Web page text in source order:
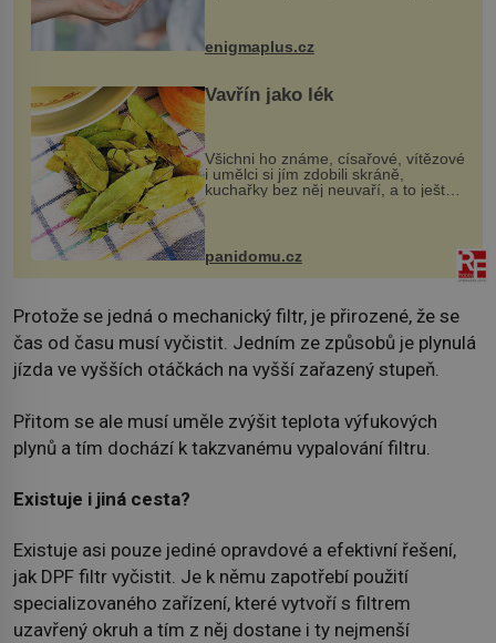
enigmaplus.cz
Vavřín jako lék
Všichni ho známe, císařové, vítězové
i umělci si jím zdobili skráně,
kuchařky bez něj neuvaří, a to ještě
nevíte, že bobkový list může výrazně
zmírnit některé naše neduhy.
Obsahuje v malém množství ně...
panidomu.cz
Protože se jedná o mechanický filtr, je přirozené, že se
čas od času musí vyčistit. Jedním ze způsobů je plynulá
jízda ve vyšších otáčkách na vyšší zařazený stupeň.
Přitom se ale musí uměle zvýšit teplota výfukových
plynů a tím dochází k takzvanému vypalování filtru.
Existuje i jiná cesta?
Existuje asi pouze jediné opravdové a efektivní řešení,
jak DPF filtr vyčistit. Je k němu zapotřebí použití
specializovaného zařízení, které vytvoří s filtrem
uzavřený okruh a tím z něj dostane i ty nejmenší